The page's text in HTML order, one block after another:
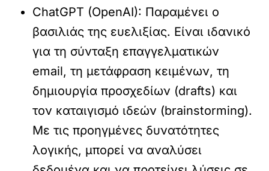
ChatGPT (OpenAI): Παραμένει ο
βασιλιάς της ευελιξίας. Είναι ιδανικό
για τη σύνταξη επαγγελματικών
email, τη μετάφραση κειμένων, τη
δημιουργία προσχεδίων (drafts) και
τον καταιγισμό ιδεών (brainstorming).
Με τις προηγμένες δυνατότητες
λογικής, μπορεί να αναλύσει